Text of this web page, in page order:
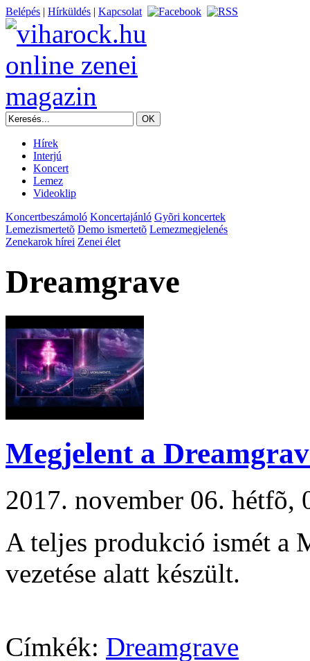
Belépés | Hírküldés | Kapcsolat
Hírek
Interjú
Koncert
Lemez
Videoklip
Koncertbeszámoló Koncertajánló Gyõri koncertek
Lemezismertetõ Demo ismertetõ Lemezmegjelenés
Zenekarok hírei Zenei élet
Dreamgrave
Megjelent a
2017. november 06.
A teljes produkció ismét a
vezetése alatt készült.
Címkék: Dreamgrave